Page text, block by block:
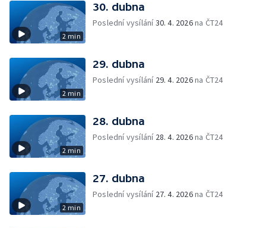
2 min
30. dubna
Poslední vysílání30. 4. 2026na ČT24
2 min
29. dubna
Poslední vysílání 29. 4. 2026na ČT24
2 min
28. dubna
Poslední vysílání 28. 4. 2026na ČT24
2 min
27. dubna
Poslední vysílání 27. 4. 2026na ČT24